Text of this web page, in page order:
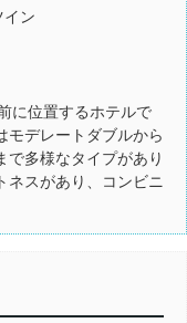
イン
に位置するホテルで
モデレートダブルから
で多様なタイプがあり
ネスがあり、コンビニ